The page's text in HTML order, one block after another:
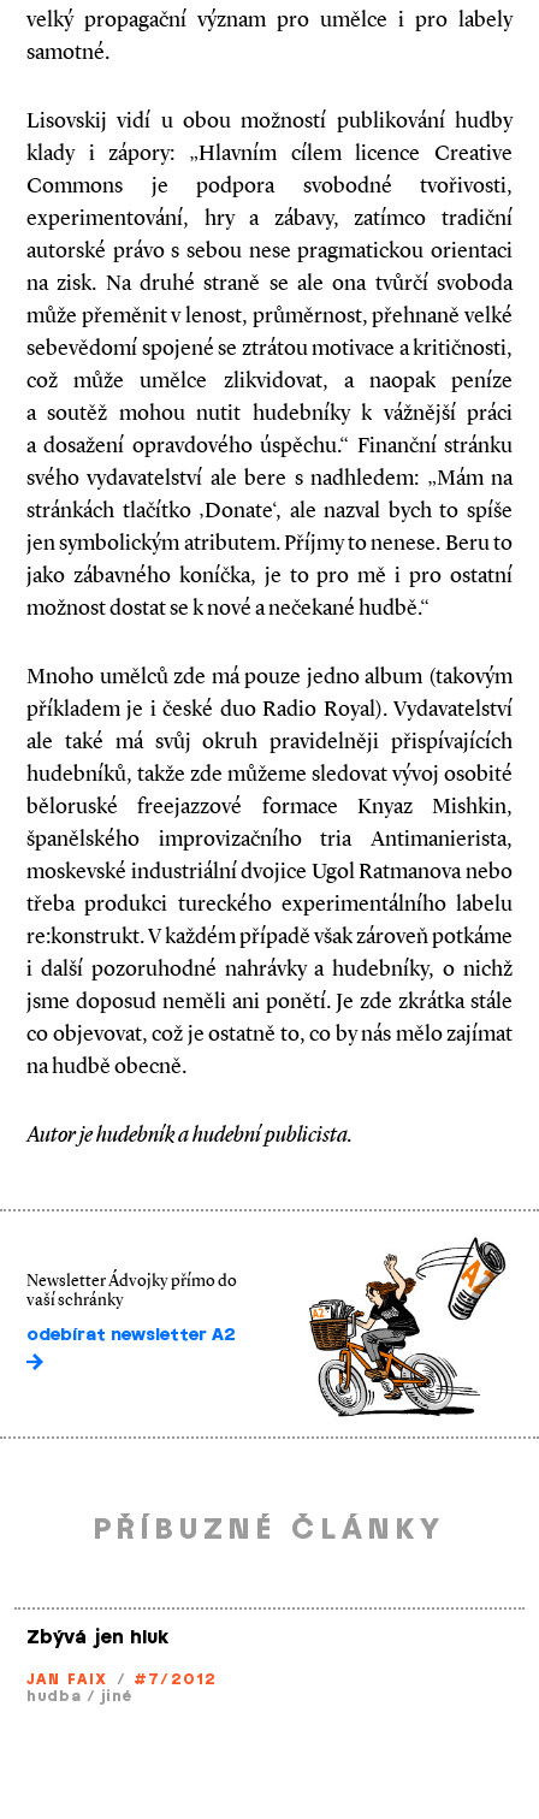
velký propagační význam pro umělce i pro labely
samotné.
Lisovskij vidí u obou možností publikování hudby
klady i zápory: „Hlavním cílem licence Creative
Commons je podpora svobodné tvořivosti,
experimentování, hry a zábavy, zatímco tradiční
autorské právo s sebou nese pragmatickou orientaci
na zisk. Na druhé straně se ale ona tvůrčí svoboda
může přeměnit v lenost, průměrnost, přehnaně velké
sebevědomí spojené se ztrátou motivace a kritičnosti,
což může umělce zlikvidovat, a naopak peníze
a soutěž mohou nutit hudebníky k vážnější práci
a dosažení opravdového úspěchu.“ Finanční stránku
svého vydavatelství ale bere s nadhledem: „Mám na
stránkách tlačítko ‚Donate‘, ale nazval bych to spíše
jen symbolickým atributem. Příjmy to nenese. Beru to
jako zábavného koníčka, je to pro mě i pro ostatní
možnost dostat se k nové a nečekané hudbě.“
Mnoho umělců zde má pouze jedno album (takovým
příkladem je i české duo Radio Royal). Vydavatelství
ale také má svůj okruh pravidelněji přispívajících
hudebníků, takže zde můžeme sledovat vývoj osobité
běloruské freejazzové formace Knyaz Mishkin,
španělského improvizačního tria Antimanierista,
moskevské industriální dvojice Ugol Ratmanova nebo
třeba produkci tureckého experimentálního labelu
re:konstrukt. V každém případě však zároveň potkáme
i další pozoruhodné nahrávky a hudebníky, o nichž
jsme doposud neměli ani ponětí. Je zde zkrátka stále
co objevovat, což je ostatně to, co by nás mělo zajímat
na hudbě obecně.
Autor je hudebník a hudební publicista.
Newsletter Ádvojky přímo do
vaší schránky
odebírat newsletter A2
PŘÍBUZNÉ ČLÁNKY
Zbývá jen hluk
JAN FAIX / #7/2012
hudba / jiné